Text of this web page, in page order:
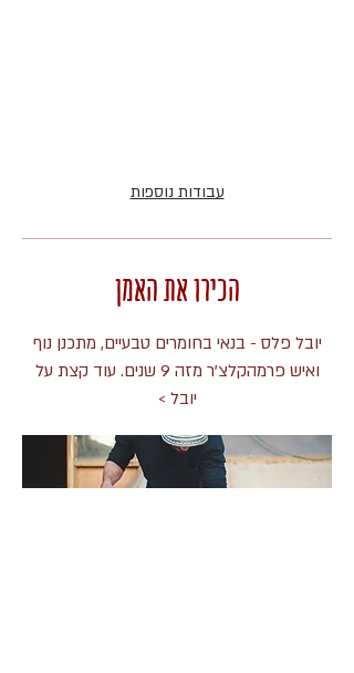
עבודות נוספות
הכירו את האמן
יובל פלס - בנאי בחומרים טבעיים, מתכנן נוף
ואיש פרמהקלצ'ר מזה 9 שנים.
עוד קצת על
יובל >